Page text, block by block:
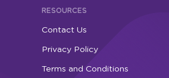
RESOURCES
Contact Us
Privacy Policy
Terms and Conditions